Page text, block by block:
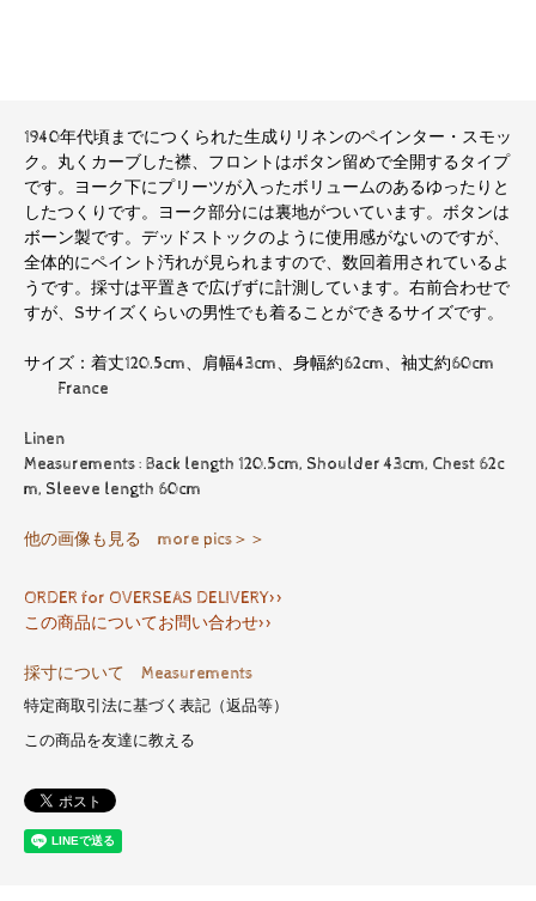
1940年代頃までにつくられた生成りリネンのペインター・スモッ
ク。丸くカーブした襟、フロントはボタン留めで全開するタイプ
です。ヨーク下にプリーツが入ったボリュームのあるゆったりと
したつくりです。ヨーク部分には裏地がついています。ボタンは
ボーン製です。デッドストックのように使用感がないのですが、
全体的にペイント汚れが見られますので、数回着用されているよ
うです。採寸は平置きで広げずに計測しています。右前合わせで
すが、Sサイズくらいの男性でも着ることができるサイズです。
サイズ：着丈120.5cm、肩幅43cm、身幅約62cm、袖丈約60cm
France
Linen
Measurements : Back length 120.5cm, Shoulder 43cm, Chest 62c
m, Sleeve length 60cm
他の画像も見る more pics＞＞
ORDER for OVERSEAS DELIVERY>>
この商品についてお問い合わせ>>
採寸について Measurements
特定商取引法に基づく表記（返品等）
この商品を友達に教える